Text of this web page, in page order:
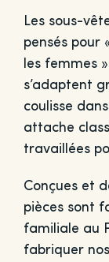
Les sous-
pensés pour
les femmes
s’adaptent
coulisse
attache
travaillées
Conçues et
pièces sont
familiale au
fabriquer